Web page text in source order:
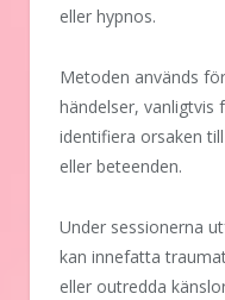
eller hypnos.
Metoden används
händelser,
identifiera orsaken
eller beteenden.
Under sessionerna
kan innefatta
eller outredda